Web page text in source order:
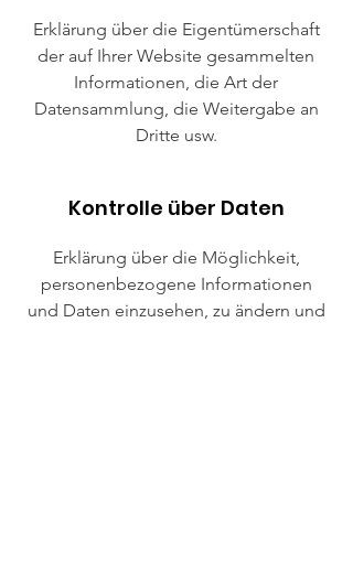
Erklärung über die Eigentümerschaft
der auf Ihrer Website gesammelten
Informationen, die Art der
Datensammlung, die Weitergabe an
Dritte usw.
Kontrolle über Daten
Erklärung über die Möglichkeit,
personenbezogene Informationen
und Daten einzusehen, zu ändern und